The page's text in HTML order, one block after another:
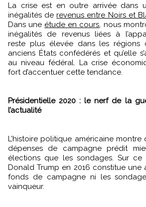
La crise est en outre arrivée dans
inégalités derevenus entre Noirs et
Dans une étude en cours , nous
inégalités de revenus liées à
reste plus élevée dans les régions
anciens États confédérés et qu’elle
au niveau fédéral. La crise
fort d’accentuer cette tendance.
Présidentielle 2020 : le nerf de la
l’actualité
L’histoire politique américaine
dépenses de campagne prédit
élections que les sondages. Sur ce
Donald Trump en 2016 constitue une
fonds de campagne ni les
vainqueur.